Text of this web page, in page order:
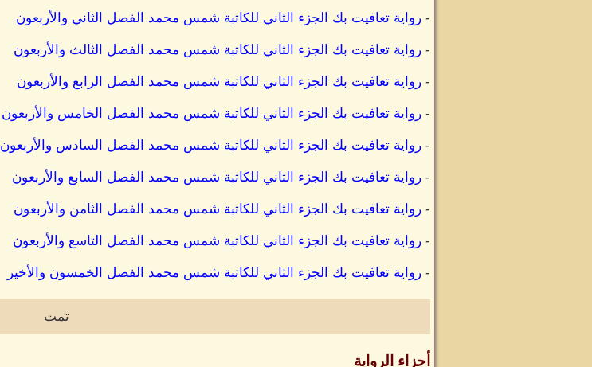
- رواية تعافيت بك الجزء الثاني للكاتبة شمس محمد الفصل الثاني والأربعون
- رواية تعافيت بك الجزء الثاني للكاتبة شمس محمد الفصل الثالث والأربعون
- رواية تعافيت بك الجزء الثاني للكاتبة شمس محمد الفصل الرابع والأربعون
- رواية تعافيت بك الجزء الثاني للكاتبة شمس محمد الفصل الخامس والأربعون
- رواية تعافيت بك الجزء الثاني للكاتبة شمس محمد الفصل السادس والأربعون
- رواية تعافيت بك الجزء الثاني للكاتبة شمس محمد الفصل السابع والأربعون
- رواية تعافيت بك الجزء الثاني للكاتبة شمس محمد الفصل الثامن والأربعون
- رواية تعافيت بك الجزء الثاني للكاتبة شمس محمد الفصل التاسع والأربعون
- رواية تعافيت بك الجزء الثاني للكاتبة شمس محمد الفصل الخمسون والأخير
تمت
أجزاء الرواية